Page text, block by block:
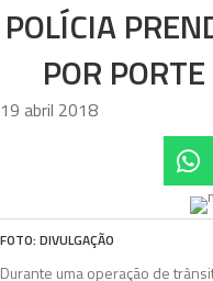
POLÍCIA
POR
19 abril 2018
FOTO: DIVULGAÇÃO
Durante uma operação de